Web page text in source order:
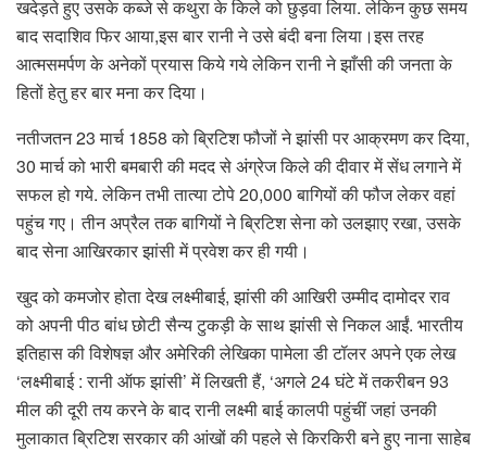
खदेड़ते हुए उसके कब्जे से कथुरा के किले को छुड़वा लिया. लेकिन कुछ समय
बाद सदाशिव फिर आया,इस बार रानी ने उसे बंदी बना लिया।इस तरह
आत्मसमर्पण के अनेकों प्रयास किये गये लेकिन रानी ने झाँसी की जनता के
हितों हेतु हर बार मना कर दिया।
नतीजतन 23 मार्च 1858 को ब्रिटिश फौजों ने झांसी पर आक्रमण कर दिया,
30 मार्च को भारी बमबारी की मदद से अंग्रेज किले की दीवार में सेंध लगाने में
सफल हो गये. लेकिन तभी तात्या टोपे 20,000 बागियों की फौज लेकर वहां
पहुंच गए। तीन अप्रैल तक बागियों ने ब्रिटिश सेना को उलझाए रखा, उसके
बाद सेना आखिरकार झांसी में प्रवेश कर ही गयी।
खुद को कमजोर होता देख लक्ष्मीबाई, झांसी की आखिरी उम्मीद दामोदर राव
को अपनी पीठ बांध छोटी सैन्य टुकड़ी के साथ झांसी से निकल आईं. भारतीय
इतिहास की विशेषज्ञ और अमेरिकी लेखिका पामेला डी टॉलर अपने एक लेख
‘लक्ष्मीबाई : रानी ऑफ झांसी’ में लिखती हैं, ‘अगले 24 घंटे में तकरीबन 93
मील की दूरी तय करने के बाद रानी लक्ष्मी बाई कालपी पहुंचीं जहां उनकी
मुलाकात ब्रिटिश सरकार की आंखों की पहले से किरकिरी बने हुए नाना साहेब